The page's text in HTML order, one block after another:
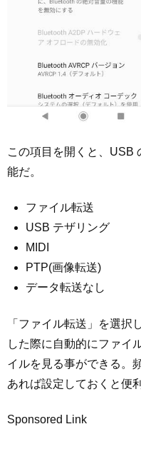
この項目を開くと、USB
能だ。
ファイル転送
USB テザリング
MIDI
PTP(画像転送)
データ転送なし
「ファイル転送」を選択
した際に自動的にファイ
イルを見る事ができる。
あれば設定しておくと便
Sponsored Link